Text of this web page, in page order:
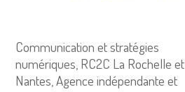
Communication et stratégies
numériques, RC2C La Rochelle et
Nantes, Agence indépendante et